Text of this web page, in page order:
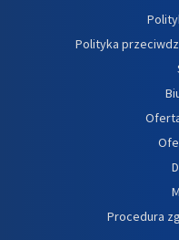
Polityka
Procedura